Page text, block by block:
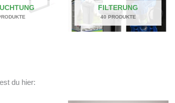
FILTERUNG
40 PRODUKTE
du hier: